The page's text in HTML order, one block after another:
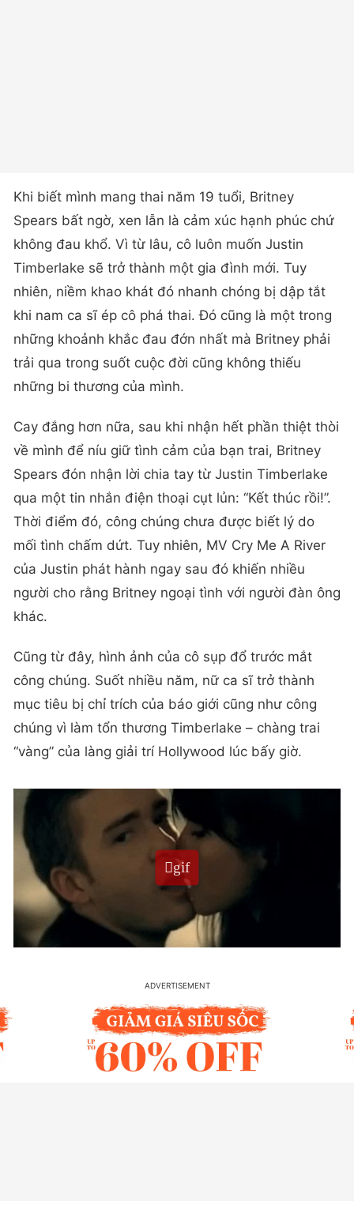
Khi biết mình mang thai năm 19 tuổi, Britney
Spears bất ngờ, xen lẫn là cảm xúc hạnh phúc chứ
không đau khổ. Vì từ lâu, cô luôn muốn Justin
Timberlake sẽ trở thành một gia đình mới. Tuy
nhiên, niềm khao khát đó nhanh chóng bị dập tắt
khi nam ca sĩ ép cô phá thai. Đó cũng là một trong
những khoảnh khắc đau đớn nhất mà Britney phải
trải qua trong suốt cuộc đời cũng không thiếu
những bi thương của mình.
Cay đắng hơn nữa, sau khi nhận hết phần thiệt thòi
về mình để níu giữ tình cảm của bạn trai, Britney
Spears đón nhận lời chia tay từ Justin Timberlake
qua một tin nhắn điện thoại cụt lủn: “Kết thúc rồi!”.
Thời điểm đó, công chúng chưa được biết lý do
mối tình chấm dứt. Tuy nhiên, MV Cry Me A River
của Justin phát hành ngay sau đó khiến nhiều
người cho rằng Britney ngoại tình với người đàn ông
khác.
Cũng từ đây, hình ảnh của cô sụp đổ trước mắt
công chúng. Suốt nhiều năm, nữ ca sĩ trở thành
mục tiêu bị chỉ trích của báo giới cũng như công
chúng vì làm tổn thương Timberlake – chàng trai
“vàng” của làng giải trí Hollywood lúc bấy giờ.